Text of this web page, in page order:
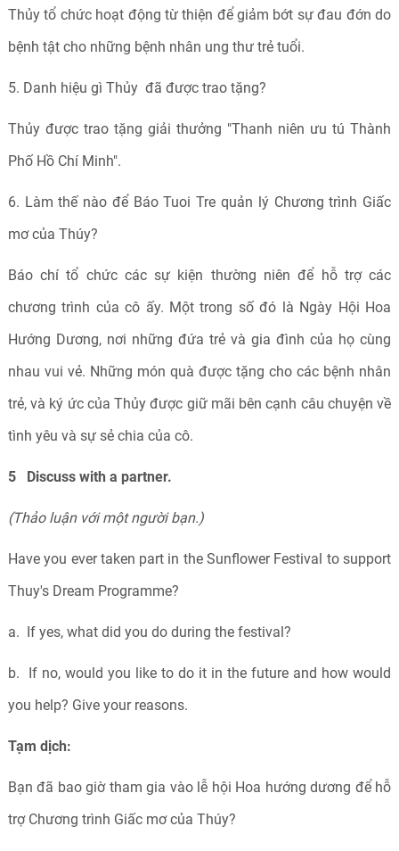
Thủy tổ chức hoạt động từ thiện để giảm bớt sự đau đớn do
bệnh tật cho những bệnh nhân ung thư trẻ tuổi.
5. Danh hiệu gì Thủy đã được trao tặng?
Thủy được trao tặng giải thưởng "Thanh niên ưu tú Thành
Phố Hồ Chí Minh".
6. Làm thế nào để Báo Tuoi Tre quản lý Chương trình Giấc
mơ của Thúy?
Báo chí tổ chức các sự kiện thường niên để hỗ trợ các
chương trình của cô ấy. Một trong số đó là Ngày Hội Hoa
Hướng Dương, nơi những đứa trẻ và gia đình của họ cùng
nhau vui vẻ. Những món quà được tặng cho các bệnh nhân
trẻ, và ký ức của Thủy được giữ mãi bên cạnh câu chuyện về
tình yêu và sự sẻ chia của cô.
5 Discuss with a partner.
(Thảo luận với một người bạn.)
Have you ever taken part in the Sunflower Festival to support
Thuy's Dream Programme?
a. If yes, what did you do during the festival?
b.
If no, would you like to do it in the future and how would
you help? Give your reasons.
Tạm dịch:
Bạn đã bao giờ tham gia vào lễ hội Hoa hướng dương để hỗ
trợ Chương trình Giấc mơ của Thúy?